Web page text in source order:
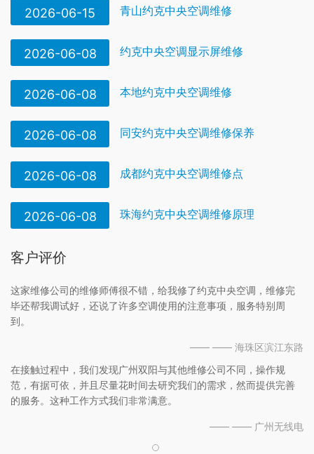
2026-06-15 青山约克中央空调维修
2026-06-08 约克中央空调显示屏维修
2026-06-08 本地约克中央空调维修
2026-06-08 同安约克中央空调维修保养
2026-06-08 成都约克中央空调维修点
2026-06-08 珠海约克中央空调维修原理
客户评价
这家维修公司的维修师傅很不错，给我修了约克中央空调，维修完
毕还帮我调试好，还说了许多空调使用的注意事项，服务特别周
到。
—— —— 海珠区滨江东路
在接触过程中，我们发现广州双阳与其他维修公司不同，操作规
范，有据可依，并且尽量花时间去研究我们的需求，然而提供完善
的服务。这种工作方式我们非常满意。
—— —— 广州无线电